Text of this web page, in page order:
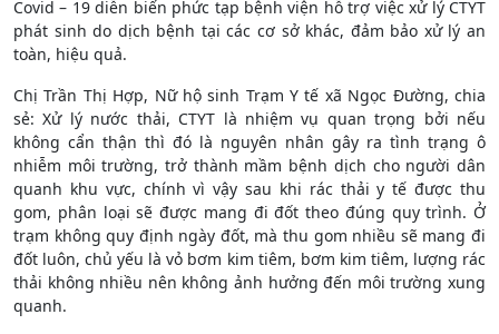
Covid – 19 diễn biến phức tạp bệnh viện hỗ trợ việc xử lý CTYT
phát sinh do dịch bệnh tại các cơ sở khác, đảm bảo xử lý an
toàn, hiệu quả.
Chị Trần Thị Hợp, Nữ hộ sinh Trạm Y tế xã Ngọc Đường, chia
sẻ: Xử lý nước thải, CTYT là nhiệm vụ quan trọng bởi nếu
không cẩn thận thì đó là nguyên nhân gây ra tình trạng ô
nhiễm môi trường, trở thành mầm bệnh dịch cho người dân
quanh khu vực, chính vì vậy sau khi rác thải y tế được thu
gom, phân loại sẽ được mang đi đốt theo đúng quy trình. Ở
trạm không quy định ngày đốt, mà thu gom nhiều sẽ mang đi
đốt luôn, chủ yếu là vỏ bơm kim tiêm, bơm kim tiêm, lượng rác
thải không nhiều nên không ảnh hưởng đến môi trường xung
quanh.